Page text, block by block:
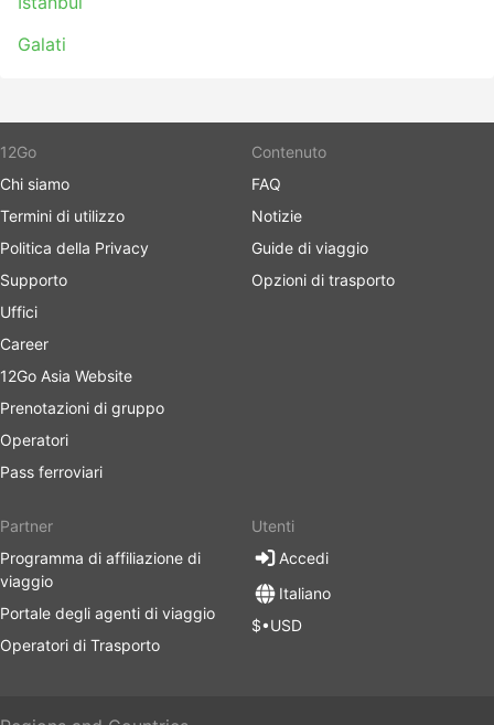
Galati
12Go
Chi siamo
Termini di utilizzo
Politica della Privacy
Supporto
Uffici
Career
12Go Asia Website
Prenotazioni di gruppo
Operatori
Pass ferroviari
Contenuto
FAQ
Notizie
Guide di viaggio
Opzioni di trasporto
Partner
Programma di affiliazione di
viaggio
Portale degli agenti di viaggio
Operatori di Trasporto
Utenti
Accedi
Italiano
$•USD